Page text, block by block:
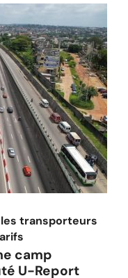
transporteurs
camp
U-Report